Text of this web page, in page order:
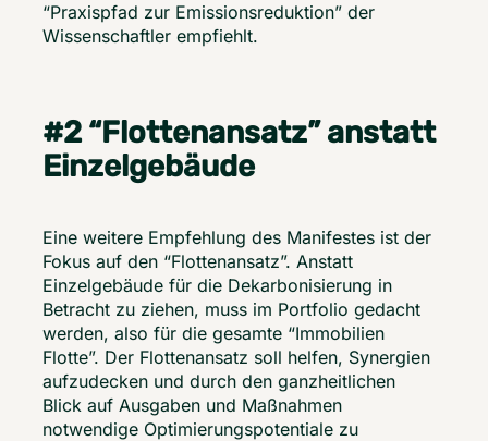
“Praxispfad zur Emissionsreduktion” der
Wissenschaftler empfiehlt.
#2 “Flottenansatz” anstatt
Einzelgebäude
Eine weitere Empfehlung des Manifestes ist der
Fokus auf den “Flottenansatz”. Anstatt
Einzelgebäude für die Dekarbonisierung in
Betracht zu ziehen, muss im Portfolio gedacht
werden, also für die gesamte “Immobilien
Flotte”. Der Flottenansatz soll helfen, Synergien
aufzudecken und durch den ganzheitlichen
Blick auf Ausgaben und Maßnahmen
notwendige Optimierungspotentiale zu